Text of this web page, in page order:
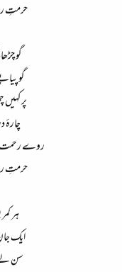
حرمتِ
گو
گو
پر
روے رحمت
حرمتِ
ہر
ایک
سن لے